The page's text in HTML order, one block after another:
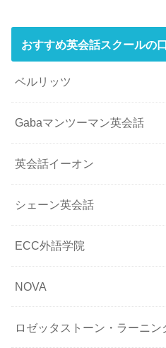
おすすめ英会話スクールの
ベルリッツ
Gabaマンツーマン英会話
英会話イーオン
シェーン英会話
ECC外語学院
NOVA
ロゼッタストーン・ラーニン